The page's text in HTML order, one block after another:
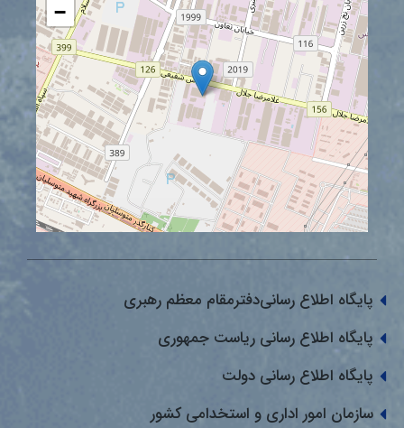
−
پایگاه اطلاع رسانی‌دفترمقام معظم رهبری
پایگاه اطلاع رسانی ریاست جمهوری
پایگاه اطلاع رسانی دولت
سازمان امور اداری و استخدامی کشور